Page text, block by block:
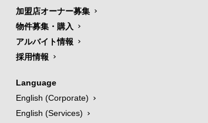
加盟店オーナー募集
物件募集・購入
アルバイト情報
採用情報
Language
English (Corporate)
English (Services)